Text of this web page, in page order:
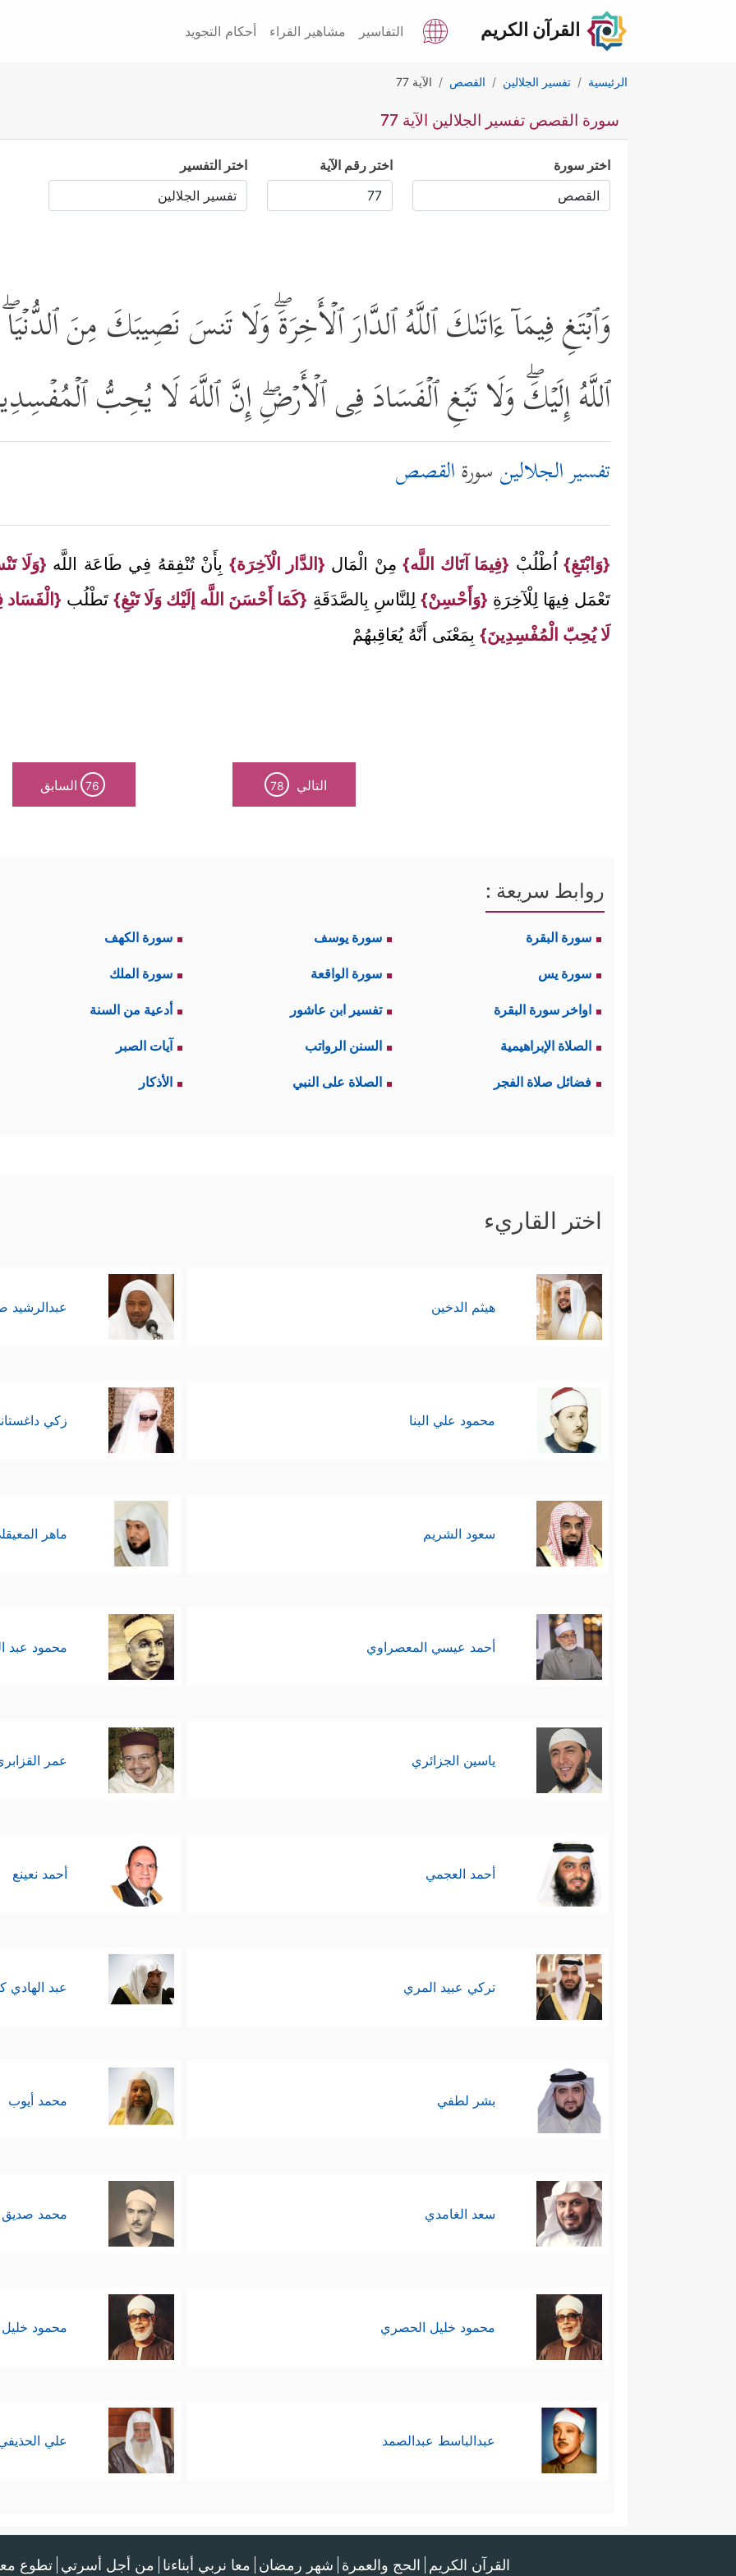
القرآن الكريم التفاسير مشاهير القراء أحكام التجويد
الرئيسية تفسير الجلالين القصص الآية 77
سورة القصص تفسير الجلالين الآية 77
اختر سورة اختر رقم الآية اختر التفسير
وَٱبۡتَغِ فِیمَاۤ ءَاتَىٰكَ ٱللَّهُ ٱلدَّارَ ٱلۡأَخِرَةَۖ وَلَا تَنسَ نَصِیبَكَ مِنَ
ٱللَّهُ إِلَیۡكَۖ وَلَا تَبۡغِ ٱلۡفَسَادَ فِی ٱلۡأَرۡضِۖ إِنَّ ٱللَّهَ لَا یُحِبُّ
تفسير الجلالين سورةالقصص
{وَابْتَغِ}اُطْلُبْ {فِيمَا آتَاك اللَّه}مِنْ الْمَال {الدَّار الْآخِرَة} بِأَنْ تُنْفِقهُ فِي طَاعَة اللَّه {وَلَا
تَعْمَل فِيهَا لِلْآخِرَةِ {وَأَحْسِنْ} لِلنَّاسِ بِالصَّدَقَةِ {كَمَا أَحْسَنَ اللَّه إلَيْك وَلَا تَبْغِ} تَطْلُب
لَا يُحِبّ الْمُفْسِدِينَ} بِمَعْنَى أَنَّهُ يُعَاقِبهُمْ
التالي 78
76 السابق
روابط سريعة :
سورة البقرة سورة يوسف سورة الكهف
سورة يس سورة الواقعة سورة الملك
اواخر سورة البقرة تفسير ابن عاشور أدعية من السنة
الصلاة الإبراهيمية السنن الرواتب آيات الصبر
فضائل صلاة الفجر الصلاة على النبي الأذكار
اختر القاريء
هيثم الدخين عبدالرشيد
محمود علي البنا زكي
سعود الشريم ماهر
أحمد عيسي المعصراوي محمود عبد
ياسين الجزائري عمر
أحمد العجمي أحمد نعينع
تركي عبيد المري عبد الهادي
بشر لطفي محمد أيوب
سعد الغامدي محمد صديق
محمود خليل الحصري محمود
عبدالباسط عبدالصمد علي
القرآن الكريم الحج والعمرة شهر رمضان معا نربي أبناءنا من أجل أسرتي تطوع